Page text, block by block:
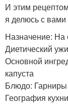
И этим
я делюсь с вами
Назначение: На
Диетический
Основной
капуста
Блюдо: Гарниры
География